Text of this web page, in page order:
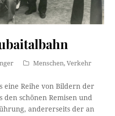
Menschen,Verkehr
eine Reihe von Bildern der
den schönen Remisen und
andererseits der an